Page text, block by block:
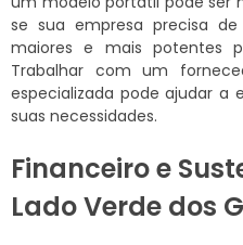
se sua empresa precisa
maiores e mais potentes
Trabalhar com um
especializada pode ajudar a
suas necessidades.
Financeiro e
Lado Verde dos